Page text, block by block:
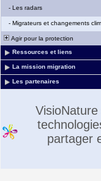
- Les radars
- Migrateurs et changements
Agir pour la protection
Ressources et liens
La mission migration
Les partenaires
partager